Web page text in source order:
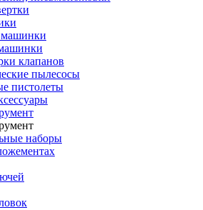
машинки
клапанов
пылесосы
пистолеты
наборы